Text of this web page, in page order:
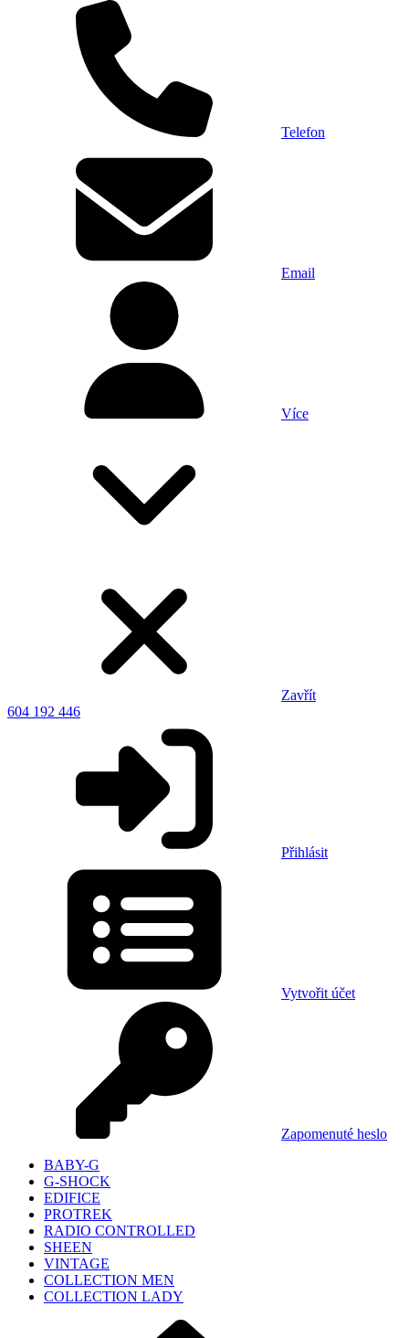
Telefon
Email
Více
Zavřít
604 192 446
Přihlásit
Vytvořit účet
Zapomenuté heslo
BABY-G
G-SHOCK
EDIFICE
PROTREK
RADIO CONTROLLED
SHEEN
VINTAGE
COLLECTION MEN
COLLECTION LADY